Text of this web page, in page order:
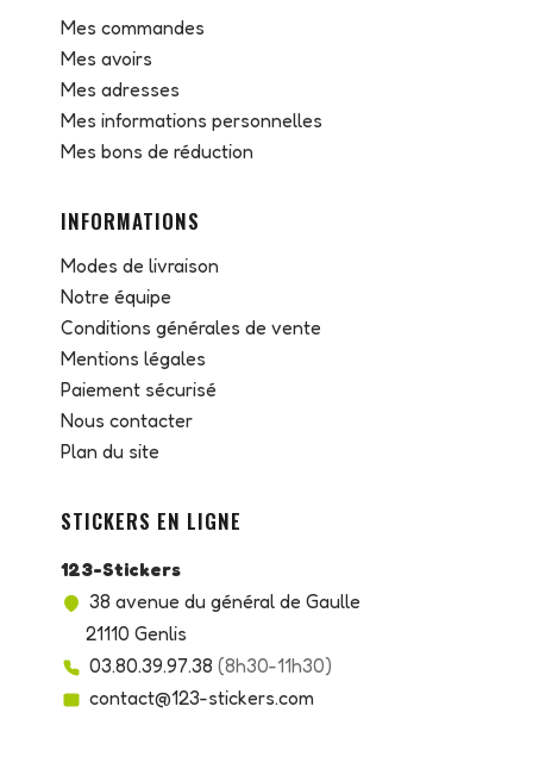
Mes commandes
Mes avoirs
Mes adresses
Mes informations personnelles
Mes bons de réduction
INFORMATIONS
Modes de livraison
Notre équipe
Conditions générales de vente
Mentions légales
Paiement sécurisé
Nous contacter
Plan du site
STICKERS EN LIGNE
123-Stickers
38 avenue du général de Gaulle
21110 Genlis
03.80.39.97.38 (8h30-11h30)
contact@123-stickers.com